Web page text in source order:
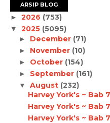
ARSIP BLOG
► 2026 (753)
▼ 2025 (5095)
► December (71)
► November (10)
► October (154)
► September (161)
▼ August (232)
Harvey York's ~ Bab
Harvey York's ~ Bab
Harvey York's ~ Bab